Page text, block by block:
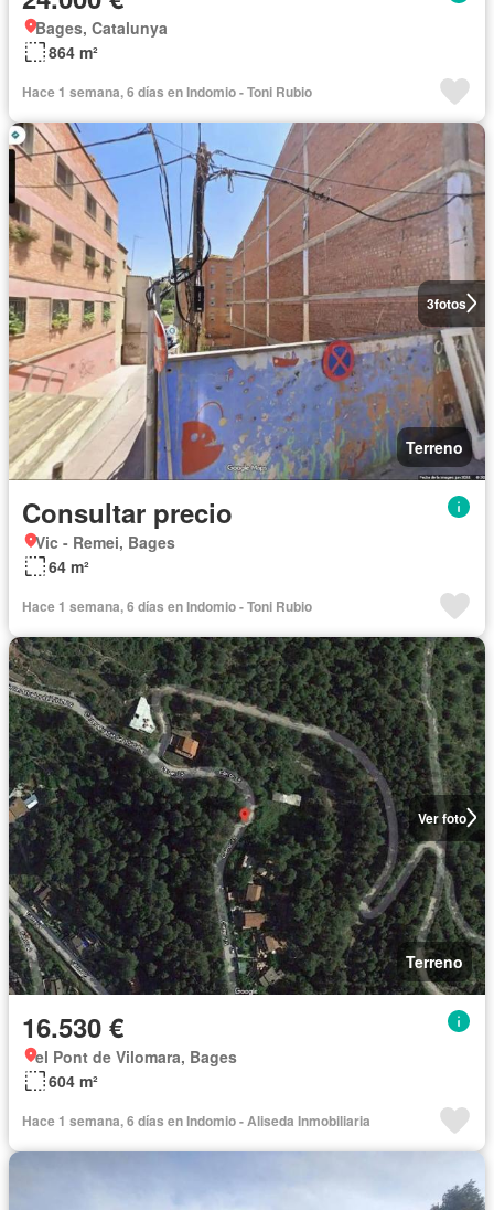
Bages, Catalunya
864 m²
Hace 1 semana, 6 días en Indomio - Toni Rubio
3fotos
Terreno
Consultar precio
Vic - Remei, Bages
64 m²
Hace 1 semana, 6 días en Indomio - Toni Rubio
Ver foto
Terreno
16.530 €
el Pont de Vilomara, Bages
604 m²
Hace 1 semana, 6 días en Indomio - Aliseda Inmobiliaria